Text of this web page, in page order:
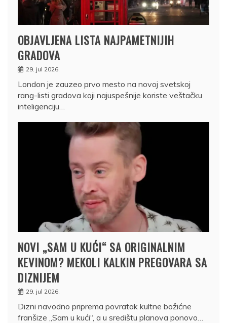
OBJAVLJENA LISTA NAJPAMETNIJIH
GRADOVA
29. jul 2026.
London je zauzeo prvo mesto na novoj svetskoj
rang-listi gradova koji najuspešnije koriste veštačku
inteligenciju…
NOVI „SAM U KUĆI“ SA ORIGINALNIM
KEVINOM? MEKOLI KALKIN PREGOVARA SA
DIZNIJEM
29. jul 2026.
Dizni navodno priprema povratak kultne božićne
franšize „Sam u kući“, a u središtu planova ponovo…